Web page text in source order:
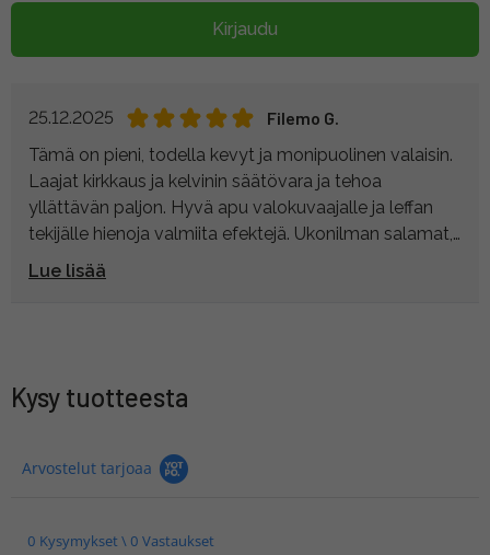
Kirjaudu
25.12.2025
Filemo G.
Tämä on pieni, todella kevyt ja monipuolinen valaisin.
Laajat kirkkaus ja kelvinin säätövara ja tehoa
yllättävän paljon. Hyvä apu valokuvaajalle ja leffan
tekijälle hienoja valmiita efektejä. Ukonilman salamat,
räjähdys välähdys, tulen loimu ym. Akkukäyttö ei
mahdollista. Yllättävän edullinen laatuunsa nähden.
Lue lisää
Kysy tuotteesta
Arvostelut tarjoaa
0 Kysymykset \ 0 Vastaukset